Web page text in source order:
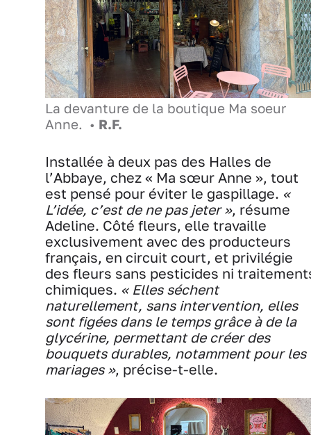
La devanture de la boutique Ma soeur
Anne. • R.F.
Installée à deux pas des Halles de
l’Abbaye, chez « Ma sœur Anne », tout
est pensé pour éviter le gaspillage. «
L’idée, c’est de ne pas jeter », résume
Adeline. Côté fleurs, elle travaille
exclusivement avec des producteurs
français, en circuit court, et privilégie
des fleurs sans pesticides ni
chimiques. « Elles séchent
naturellement, sans intervention, elles
sont figées dans le temps grâce à de la
glycérine, permettant de créer des
bouquets durables, notamment pour les
mariages », précise-t-elle.